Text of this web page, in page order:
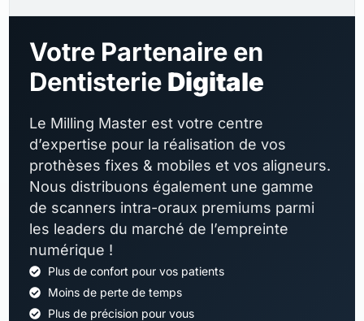
Votre Partenaire en
Dentisterie Digitale
Le Milling Master est votre centre
d’expertise pour la réalisation de vos
prothèses fixes & mobiles et vos aligneurs.
Nous distribuons également une gamme
de scanners intra-oraux premiums parmi
les leaders du marché de l’empreinte
numérique !
Plus de confort pour vos patients
Moins de perte de temps
Plus de précision pour vous